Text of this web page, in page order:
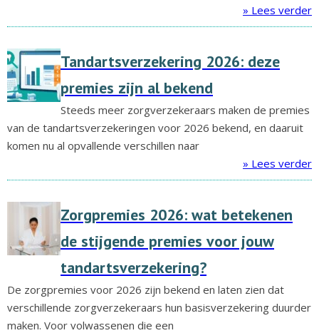
» Lees verder
Tandartsverzekering 2026: deze
premies zijn al bekend
Steeds meer zorgverzekeraars maken de premies
van de tandartsverzekeringen voor 2026 bekend, en daaruit
komen nu al opvallende verschillen naar
» Lees verder
Zorgpremies 2026: wat betekenen
de stijgende premies voor jouw
tandartsverzekering?
De zorgpremies voor 2026 zijn bekend en laten zien dat
verschillende zorgverzekeraars hun basisverzekering duurder
maken. Voor volwassenen die een